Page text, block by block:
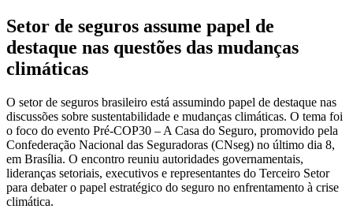
Setor de seguros assume papel de
destaque nas questões das mudanças
climáticas
O setor de seguros brasileiro está assumindo papel de destaque nas
discussões sobre sustentabilidade e mudanças climáticas. O tema foi
o foco do evento Pré-COP30 – A Casa do Seguro, promovido pela
Confederação Nacional das Seguradoras (CNseg) no último dia 8,
em Brasília. O encontro reuniu autoridades governamentais,
lideranças setoriais, executivos e representantes do Terceiro Setor
para debater o papel estratégico do seguro no enfrentamento à crise
climática.